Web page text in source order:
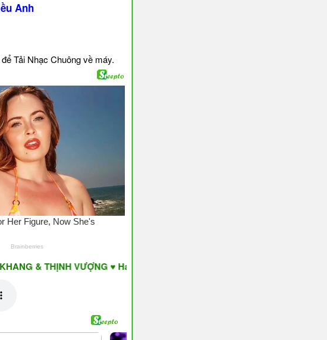
Anh
Tải Nhạc Chuông về máy.
VƯỢNG ♥ Have A Nice Day ♥